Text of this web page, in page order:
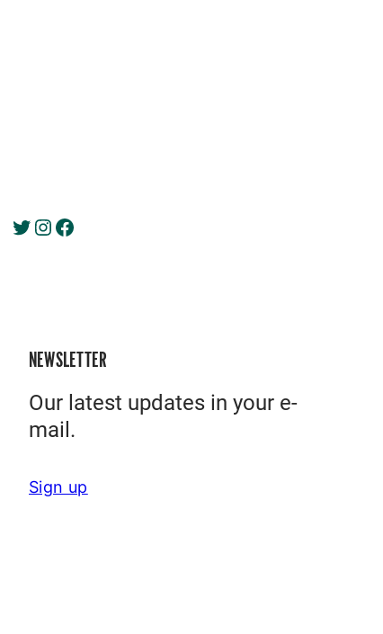
Twitter Instagram Facebook
NEWSLETTER
Our latest updates in your e-
mail.
Sign up